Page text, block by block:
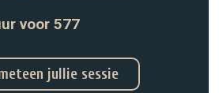
voor 577
jullie sessie